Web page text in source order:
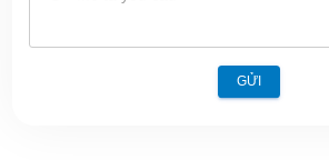
GỬI